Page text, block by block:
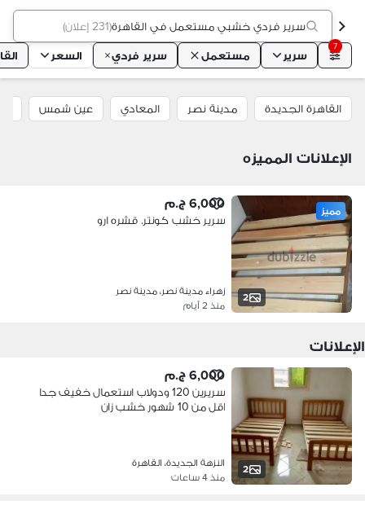
سرير فردي خشبي مستعمل في القاهرة(231 إعلان )
7
سرير مستعمل سرير فردي السعر
القاهرة الجديدة مدينة نصر المعادي عين شمس
الإعلانات المميزه
2
مميز 6,000 ج.م
سرير خشب كونتر. قشره ارو
زهراء مدينة نصر، مدينة نصر
منذ 2 أيام
الإعلانات
2
6,000 ج.م
سريرين 120 ودولاب استعمال خفيف جدا
اقل من 10 شهور خشب زان
النزهة الجديدة، القاهرة
منذ 4 ساعات